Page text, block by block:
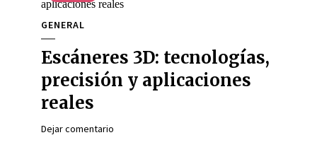
GENERAL
Escáneres 3D: tecnologías,
precisión y aplicaciones
reales
Dejar comentario